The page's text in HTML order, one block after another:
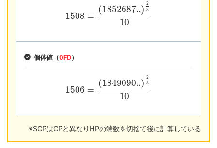
1508 =
(1852687..)
2
3
10
個体値（0FD）
1506 =
(1849090..)
2
3
10
※SCPはCPと異なりHPの端数を切捨て後に計算している